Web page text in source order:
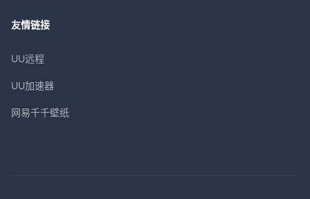
友情链接
UU远程
UU加速器
网易千千壁纸